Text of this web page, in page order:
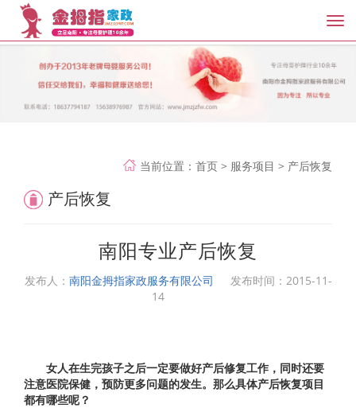
当前位置： 首页 > 服务项目 > 产后恢复
产后恢复
南阳专业产后恢复
发布人： 南阳金拇指家政服务有限公司 发布时间： 2015-11-
14
女人在生完孩子之后一定要做好产后修复工作，同时还要
注意医院保健，预防更多问题的发生。那么具体产后恢复项目
都有哪些呢？